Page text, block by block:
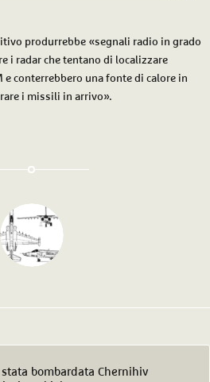
produrrebbe «segnali radio in grado
i radar che tentano di localizzare
e conterrebbero una fonte di calore in
i missili in arrivo».
bombardata Chernihiv